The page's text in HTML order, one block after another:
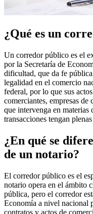
¿Qué es un
Un corredor público es el
por la Secretaría de
dificultad, que da fe
legalidad en el comercio
federal, por lo que sus
comerciantes, empresas
que intervenga en materias
transacciones tengan
¿En qué se
de un notario?
El corredor público es el
notario opera en el ámbito
pública, pero el corredor
Economía a nivel nacional